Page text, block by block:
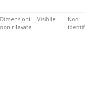
Dimensioni
non rilevate
Visibile
Non